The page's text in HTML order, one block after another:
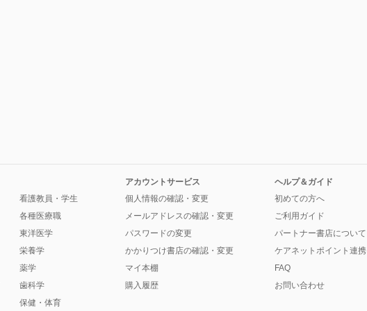
看護教員・学生
各種医療職
東洋医学
栄養学
薬学
歯科学
保健・体育
アカウントサービス
個人情報の確認・変更
メールアドレスの確認・変更
パスワードの変更
かかりつけ書店の確認・変更
マイ本棚
購入履歴
ヘルプ＆ガイド
初めての方へ
ご利用ガイド
パートナー書店について
ケアネットポイント連携
FAQ
お問い合わせ